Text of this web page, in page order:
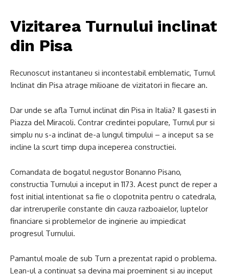
Vizitarea Turnului inclinat
din Pisa
Recunoscut instantaneu si incontestabil emblematic, Turnul
Inclinat din Pisa atrage milioane de vizitatori in fiecare an.
Dar unde se afla Turnul inclinat din Pisa in Italia? Il gasesti in
Piazza del Miracoli. Contrar credintei populare, Turnul pur si
simplu nu s-a inclinat de-a lungul timpului – a inceput sa se
incline la scurt timp dupa inceperea constructiei.
Comandata de bogatul negustor Bonanno Pisano,
constructia Turnului a inceput in 1173. Acest punct de reper a
fost initial intentionat sa fie o clopotnita pentru o catedrala,
dar intreruperile constante din cauza razboaielor, luptelor
financiare si problemelor de inginerie au impiedicat
progresul Turnului.
Pamantul moale de sub Turn a prezentat rapid o problema.
Lean-ul a continuat sa devina mai proeminent si au inceput